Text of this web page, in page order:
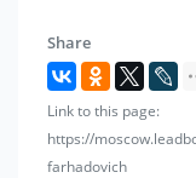
Share
Link to this page:
https://
farhadovich